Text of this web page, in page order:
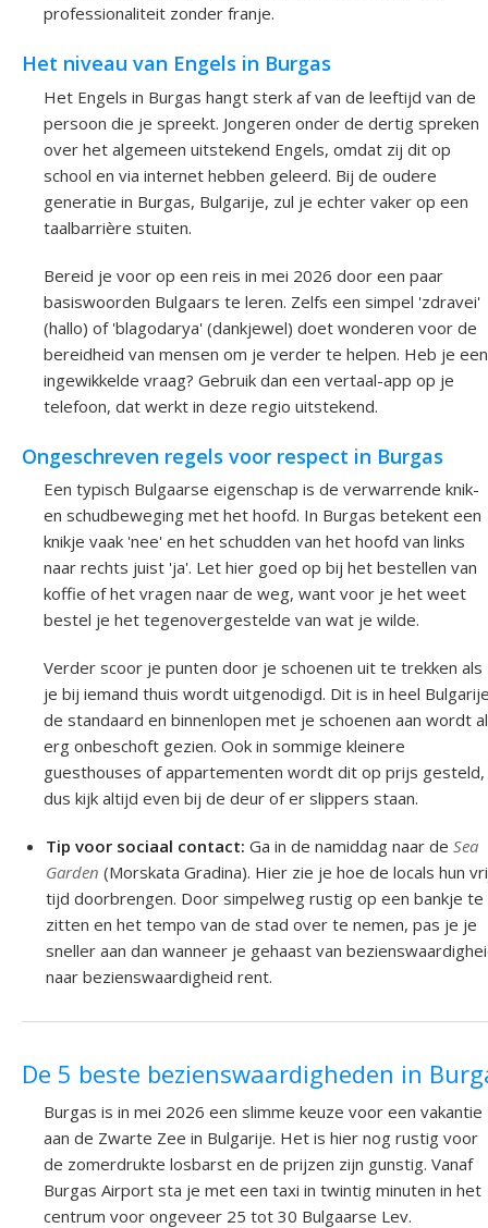
professionaliteit zonder franje.
Het niveau van Engels in Burgas
Het Engels in Burgas hangt sterk af van de leeftijd van de
persoon die je spreekt. Jongeren onder de dertig spreken
over het algemeen uitstekend Engels, omdat zij dit op
school en via internet hebben geleerd. Bij de oudere
generatie in Burgas, Bulgarije, zul je echter vaker op een
taalbarrière stuiten.
Bereid je voor op een reis in mei 2026 door een paar
basiswoorden Bulgaars te leren. Zelfs een simpel 'zdravei'
(hallo) of 'blagodarya' (dankjewel) doet wonderen voor de
bereidheid van mensen om je verder te helpen. Heb je een
ingewikkelde vraag? Gebruik dan een vertaal-app op je
telefoon, dat werkt in deze regio uitstekend.
Ongeschreven regels voor respect in Burgas
Een typisch Bulgaarse eigenschap is de verwarrende knik-
en schudbeweging met het hoofd. In Burgas betekent een
knikje vaak 'nee' en het schudden van het hoofd van links
naar rechts juist 'ja'. Let hier goed op bij het bestellen van
koffie of het vragen naar de weg, want voor je het weet
bestel je het tegenovergestelde van wat je wilde.
Verder scoor je punten door je schoenen uit te trekken als
je bij iemand thuis wordt uitgenodigd. Dit is in heel
de standaard en binnenlopen met je schoenen aan wordt
erg onbeschoft gezien. Ook in sommige kleinere
guesthouses of appartementen wordt dit op prijs gesteld,
dus kijk altijd even bij de deur of er slippers staan.
Tip voor sociaal contact: Ga in de namiddag naar deSea
Garden (Morskata Gradina). Hier zie je hoe de locals hun
tijd doorbrengen. Door simpelweg rustig op een bankje te
zitten en het tempo van de stad over te nemen, pas je je
sneller aan dan wanneer je gehaast van
naar bezienswaardigheid rent.
De 5 beste bezienswaardigheden in
Burgas is in mei 2026 een slimme keuze voor een vakantie
aan de Zwarte Zee in Bulgarije. Het is hier nog rustig voor
de zomerdrukte losbarst en de prijzen zijn gunstig. Vanaf
Burgas Airport sta je met een taxi in twintig minuten in het
centrum voor ongeveer 25 tot 30 Bulgaarse Lev.